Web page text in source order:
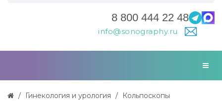
8 800 444 22 48
info@sonography.ru
Гинекология и урология
Кольпоскопы